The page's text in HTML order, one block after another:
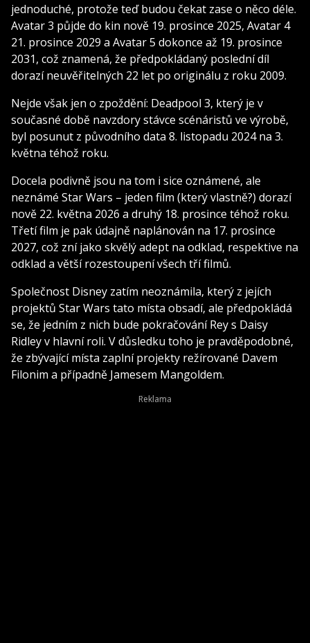
jednoduché, protože teď budou čekat zase o něco déle.
Avatar 3 půjde do kin nově 19. prosince 2025, Avatar 4
21. prosince 2029 a Avatar 5 dokonce až 19. prosince
2031, což znamená, že předpokládaný poslední díl
dorazí neuvěřitelných 22 let po originálu z roku 2009.
Nejde však jen o zpoždění: Deadpool 3, který je v
současné době navzdory stávce scénáristů ve výrobě,
byl posunut z původního data 8. listopadu 2024 na 3.
května téhož roku.
Docela podivně jsou na tom i sice oznámené, ale
neznámé Star Wars – jeden film (který vlastně?) dorazí
nově 22. května 2026 a druhý 18. prosince téhož roku.
Třetí film je pak údajně naplánován na 17. prosince
2027, což zní jako skvělý adept na odklad, respektive na
odklad a větší rozestoupení všech tří filmů.
Společnost Disney zatím neoznámila, který z jejích
projektů Star Wars tato místa obsadí, ale předpokládá
se, že jedním z nich bude pokračování Rey s Daisy
Ridley v hlavní roli. V důsledku toho je pravděpodobné,
že zbývající místa zaplní projekty režírované Davem
Filonim a případně Jamesem Mangoldem.